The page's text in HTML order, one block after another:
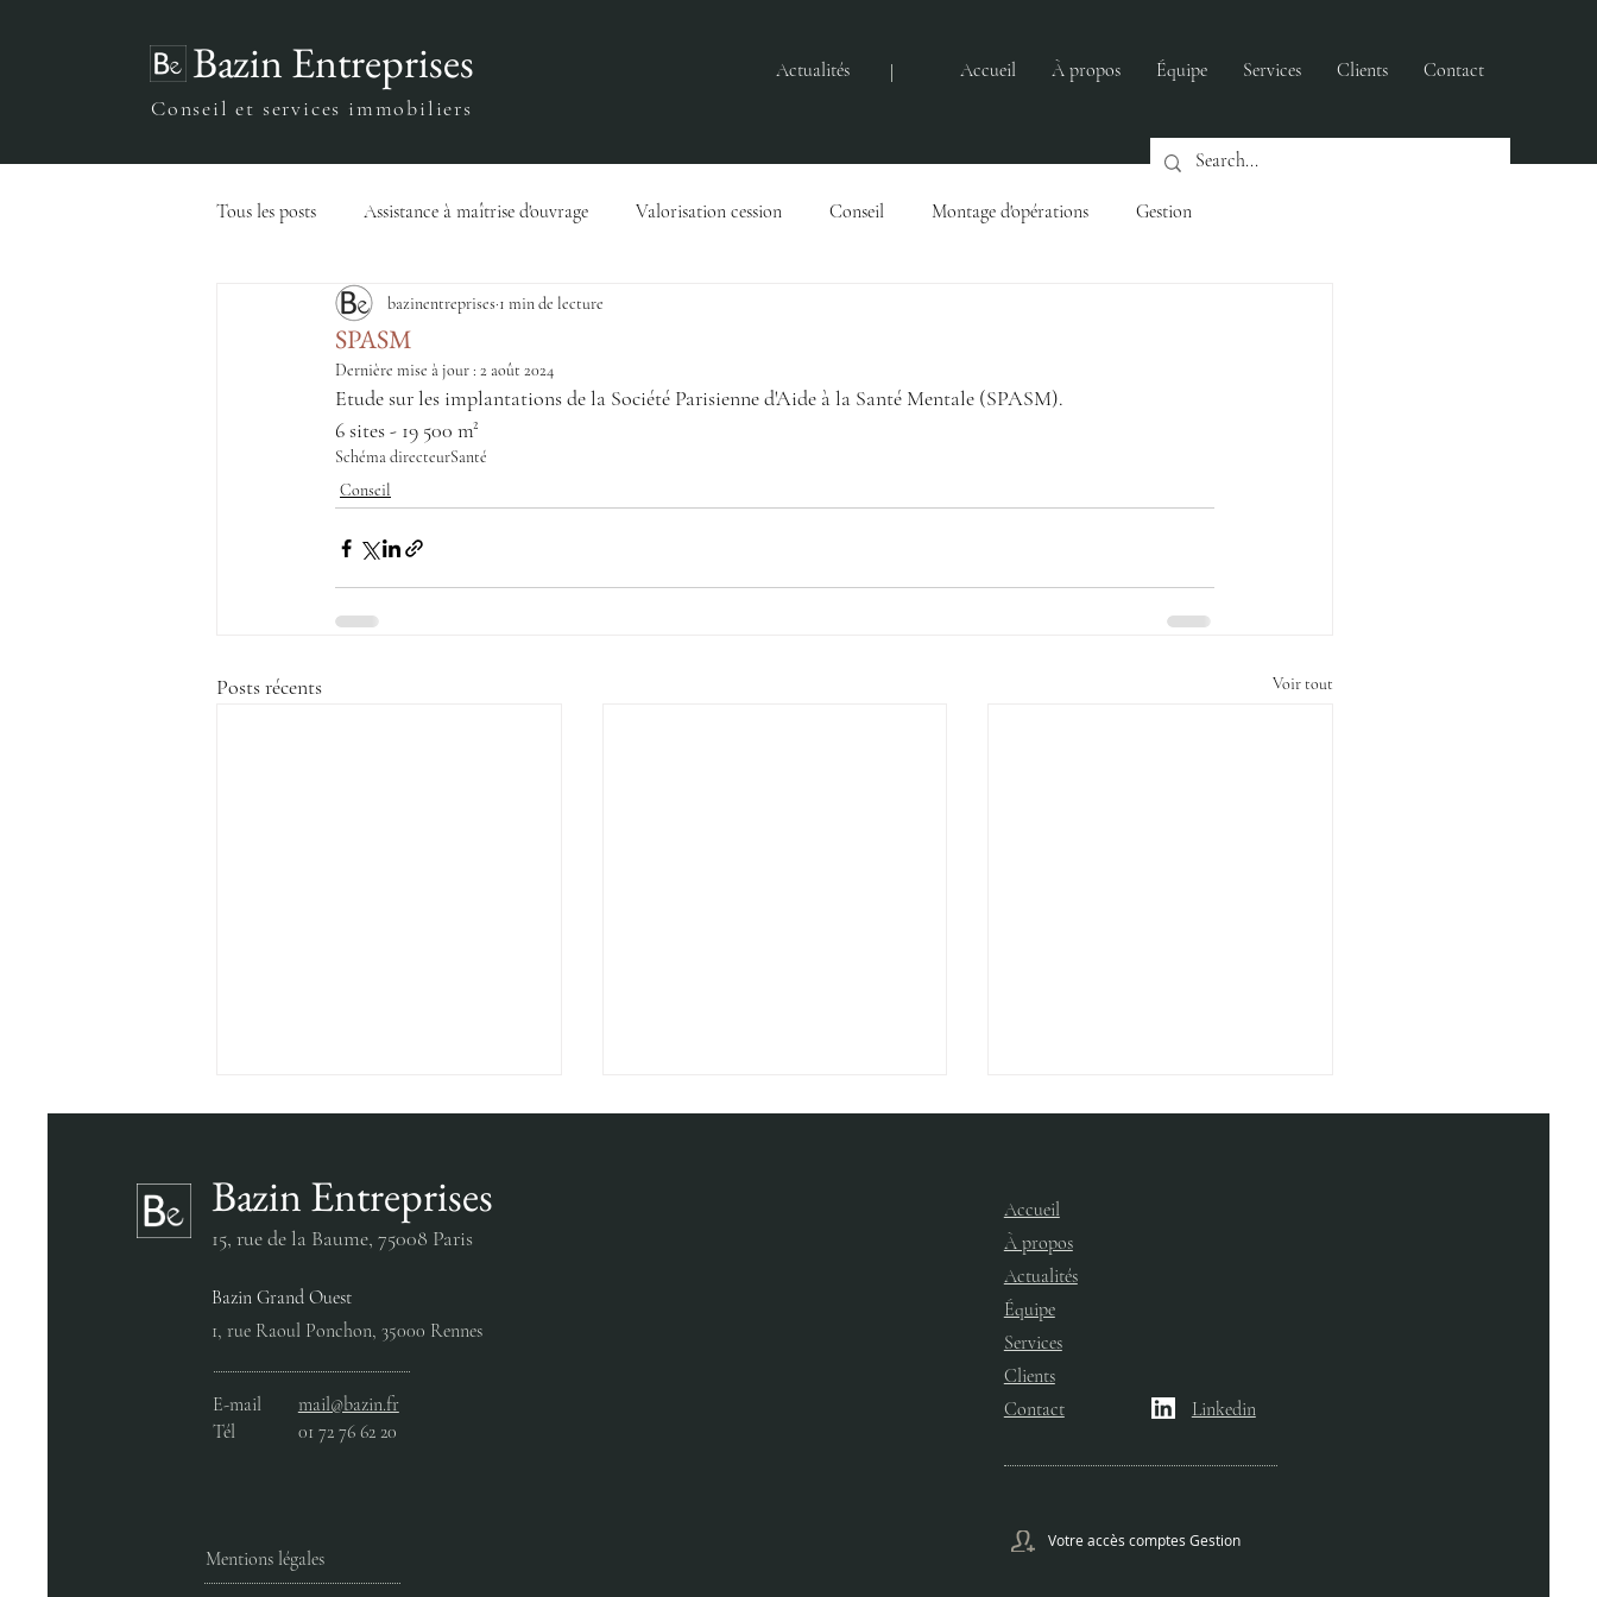
Bazin Entreprises
Conseil et services immobiliers
Accueil À propos Équipe Services Clients Contact
Actualités
Tous les posts Assistance à maîtrise d'ouvrage Valorisation cession Conseil Montage d'opérations Gestion
Ingénierie du FM Stratégie Gestion immobilière
SPASM
bazinentreprises 1 min de lecture
Dernière mise à jour : 2 août 2024
Etude sur les implantations de la Société Parisienne d'Aide à la Santé Mentale (SPASM).
6 sites - 19 500 m²
Schéma directeurSanté
Conseil
Posts récents Voir tout
EDF SYSTÈMES
ÉNERGÉTIQUES INSULAIRES
- SAINT-BARTHÉLÉMY​
ETEX GROUP
Bazin Entreprises
15, rue de la Baume, 75008 Paris
Bazin Grand Ouest
1, rue Raoul Ponchon, 35000 Rennes
E-mail
mail@bazin.fr
Tél
01 72 76 62 20
Mentions légales
Accueil
À propos
Actualités
Équipe
Services​
Clients
Contact
Linkedin
Votre accès comptes Gestion